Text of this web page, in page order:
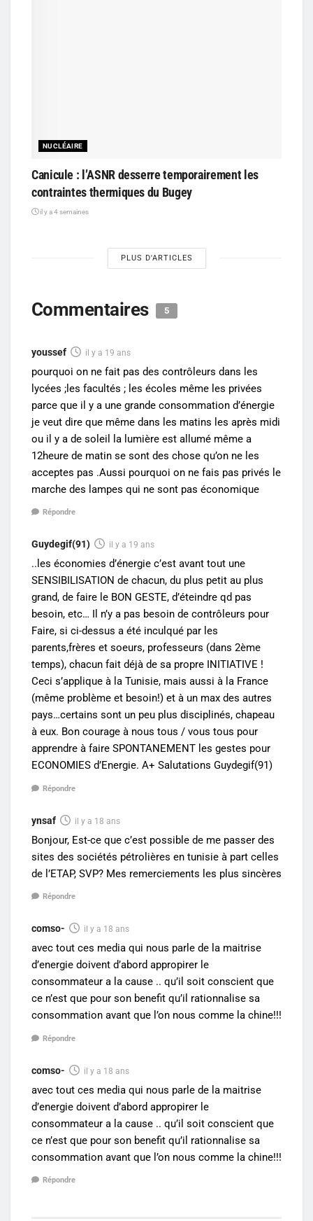
NUCLÉAIRE
Canicule : l’ASNR desserre temporairement les
contraintes thermiques du Bugey
il y a 4 semaines
PLUS D'ARTICLES
Commentaires 5
youssef il y a 19 ans
pourquoi on ne fait pas des contrôleurs dans les
lycées ;les facultés ; les écoles même les privées
parce que il y a une grande consommation d’énergie
je veut dire que même dans les matins les après midi
ou il y a de soleil la lumière est allumé même a
12heure de matin se sont des chose qu’on ne les
acceptes pas .Aussi pourquoi on ne fais pas privés le
marche des lampes qui ne sont pas économique
Répondre
Guydegif(91) il y a 19 ans
..les économies d’énergie c’est avant tout une
SENSIBILISATION de chacun, du plus petit au plus
grand, de faire le BON GESTE, d’éteindre qd pas
besoin, etc… Il n’y a pas besoin de contrôleurs pour
Faire, si ci-dessus a été inculqué par les
parents,frères et soeurs, professeurs (dans 2ème
temps), chacun fait déjà de sa propre INITIATIVE !
Ceci s’applique à la Tunisie, mais aussi à la France
(même problème et besoin!) et à un max des autres
pays…certains sont un peu plus disciplinés, chapeau
à eux. Bon courage à nous tous / vous tous pour
apprendre à faire SPONTANEMENT les gestes pour
ECONOMIES d’Energie. A+ Salutations Guydegif(91)
Répondre
ynsaf il y a 18 ans
Bonjour, Est-ce que c’est possible de me passer des
sites des sociétés pétrolières en tunisie à part celles
de l’ETAP, SVP? Mes remerciements les plus sincères
Répondre
comso- il y a 18 ans
avec tout ces media qui nous parle de la maitrise
d’energie doivent d’abord appropirer le
consommateur a la cause .. qu’il soit conscient que
ce n’est que pour son benefit qu’il rationnalise sa
consommation avant que l’on nous comme la chine!!!
Répondre
comso- il y a 18 ans
avec tout ces media qui nous parle de la maitrise
d’energie doivent d’abord appropirer le
consommateur a la cause .. qu’il soit conscient que
ce n’est que pour son benefit qu’il rationnalise sa
consommation avant que l’on nous comme la chine!!!
Répondre